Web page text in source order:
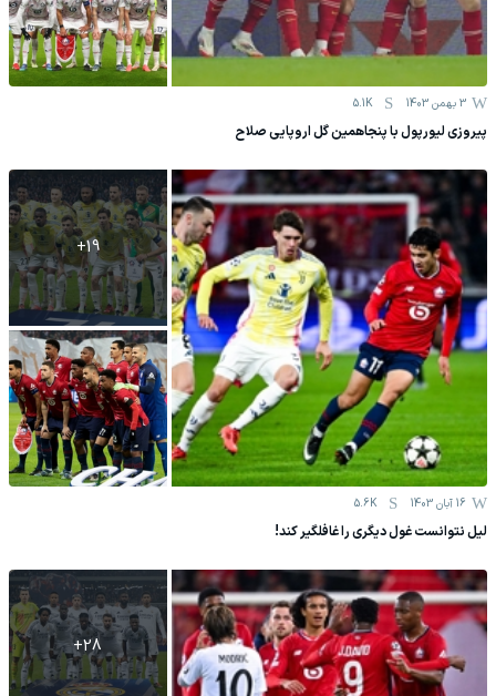
3 بهمن 1403 5.1K
پیروزی لیورپول با پنجاهمین گل اروپایی صلاح
+19
16 آبان 1403 5.6K
لیل نتوانست غول دیگری را غافلگیر کند!
+28